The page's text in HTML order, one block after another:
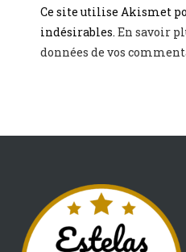
Ce site utilise Akismet
indésirables. En savoir
données de vos